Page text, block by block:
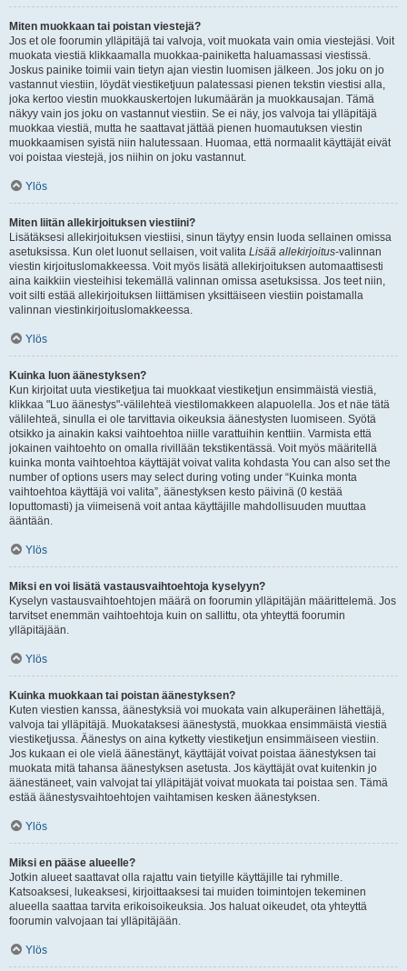
Miten muokkaan tai poistan viestejä?
Jos et ole foorumin ylläpitäjä tai valvoja, voit muokata vain omia viestejäsi. Voit
muokata viestiä klikkaamalla muokkaa-painiketta haluamassasi viestissä.
Joskus painike toimii vain tietyn ajan viestin luomisen jälkeen. Jos joku on jo
vastannut viestiin, löydät viestiketjuun palatessasi pienen tekstin viestisi alla,
joka kertoo viestin muokkauskertojen lukumäärän ja muokkausajan. Tämä
näkyy vain jos joku on vastannut viestiin. Se ei näy, jos valvoja tai ylläpitäjä
muokkaa viestiä, mutta he saattavat jättää pienen huomautuksen viestin
muokkaamisen syistä niin halutessaan. Huomaa, että normaalit käyttäjät eivät
voi poistaa viestejä, jos niihin on joku vastannut.
Ylös
Miten liitän allekirjoituksen viestiini?
Lisätäksesi allekirjoituksen viestiisi, sinun täytyy ensin luoda sellainen omissa
asetuksissa. Kun olet luonut sellaisen, voit valita Lisää allekirjoitus-valinnan
viestin kirjoituslomakkeessa. Voit myös lisätä allekirjoituksen automaattisesti
aina kaikkiin viesteihisi tekemällä valinnan omissa asetuksissa. Jos teet niin,
voit silti estää allekirjoituksen liittämisen yksittäiseen viestiin poistamalla
valinnan viestinkirjoituslomakkeessa.
Ylös
Kuinka luon äänestyksen?
Kun kirjoitat uuta viestiketjua tai muokkaat viestiketjun ensimmäistä viestiä,
klikkaa "Luo äänestys"-välilehteä viestilomakkeen alapuolella. Jos et näe tätä
välilehteä, sinulla ei ole tarvittavia oikeuksia äänestysten luomiseen. Syötä
otsikko ja ainakin kaksi vaihtoehtoa niille varattuihin kenttiin. Varmista että
jokainen vaihtoehto on omalla rivillään tekstikentässä. Voit myös määritellä
kuinka monta vaihtoehtoa käyttäjät voivat valita kohdasta You can also set the
number of options users may select during voting under “Kuinka monta
vaihtoehtoa käyttäjä voi valita”, äänestyksen kesto päivinä (0 kestää
loputtomasti) ja viimeisenä voit antaa käyttäjille mahdollisuuden muuttaa
ääntään.
Ylös
Miksi en voi lisätä vastausvaihtoehtoja kyselyyn?
Kyselyn vastausvaihtoehtojen määrä on foorumin ylläpitäjän määrittelemä. Jos
tarvitset enemmän vaihtoehtoja kuin on sallittu, ota yhteyttä foorumin
ylläpitäjään.
Ylös
Kuinka muokkaan tai poistan äänestyksen?
Kuten viestien kanssa, äänestyksiä voi muokata vain alkuperäinen lähettäjä,
valvoja tai ylläpitäjä. Muokataksesi äänestystä, muokkaa ensimmäistä viestiä
viestiketjussa. Äänestys on aina kytketty viestiketjun ensimmäiseen viestiin.
Jos kukaan ei ole vielä äänestänyt, käyttäjät voivat poistaa äänestyksen tai
muokata mitä tahansa äänestyksen asetusta. Jos käyttäjät ovat kuitenkin jo
äänestäneet, vain valvojat tai ylläpitäjät voivat muokata tai poistaa sen. Tämä
estää äänestysvaihtoehtojen vaihtamisen kesken äänestyksen.
Ylös
Miksi en pääse alueelle?
Jotkin alueet saattavat olla rajattu vain tietyille käyttäjille tai ryhmille.
Katsoaksesi, lukeaksesi, kirjoittaaksesi tai muiden toimintojen tekeminen
alueella saattaa tarvita erikoisoikeuksia. Jos haluat oikeudet, ota yhteyttä
foorumin valvojaan tai ylläpitäjään.
Ylös